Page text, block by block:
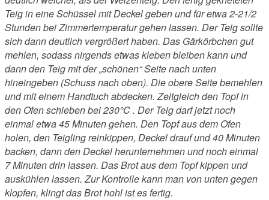
Teig in eine Schüssel mit Deckel geben und für etwa 2-21/2
Stunden bei Zimmertemperatur gehen lassen. Der Teig sollte
sich dann deutlich vergrößert haben. Das Gärkörbchen gut
mehlen, sodass nirgends etwas kleben bleiben kann und
dann den Teig mit der „schönen“ Seite nach unten
hineingeben (Schuss nach oben). Die obere Seite bemehlen
und mit einem Handtuch abdecken. Zeitgleich den Topf in
den Ofen schieben bei 230°C . Der Teig darf jetzt noch
einmal etwa 45 Minuten gehen. Den Topf aus dem Ofen
holen, den Teigling reinkippen, Deckel drauf und 40 Minuten
backen, dann den Deckel herunternehmen und noch einmal
7 Minuten drin lassen. Das Brot aus dem Topf kippen und
auskühlen lassen. Zur Kontrolle kann man von unten gegen
klopfen, klingt das Brot hohl ist es fertig.